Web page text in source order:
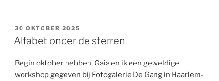
GEPLAATST
OP
30 OKTOBER 2025
Alfabet onder de sterren
Begin oktober hebben Gaia en ik een geweldige
workshop gegeven bij Fotogalerie De Gang in Haarlem-